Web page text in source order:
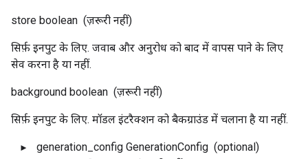
store boolean (ज़रूरी नहीं)
सिर्फ़ इनपुट के लिए. जवाब और अनुरोध को बाद में वापस पाने के लिए
सेव करना है या नहीं.
background boolean (ज़रूरी नहीं)
सिर्फ़ इनपुट के लिए. मॉडल इंटरैक्शन को बैकग्राउंड में चलाना है या नहीं.
generation_config GenerationConfig (optional)